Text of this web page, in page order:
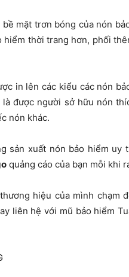
mặt trơn bóng của nón
hiểm thời trang hơn, phối
in lên các kiểu các nón
được người sở hữu nón
nón khác.
sản xuất nón bảo hiểm uy
quảng cáo của bạn mỗi khi
hiệu của mình chạm
liên hệ với mũ bảo hiểm